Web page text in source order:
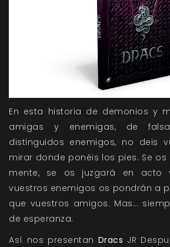
En esta historia de demonios y
amigas y enemigas, de
distinguidos enemigos, no deis
mirar donde ponéis los pies. Se
mente, se os juzgará en acto
vuestros enemigos os pondrán a
que vuestros amigos. Mas…
de esperanza.
Así nos presentan Dracs JR